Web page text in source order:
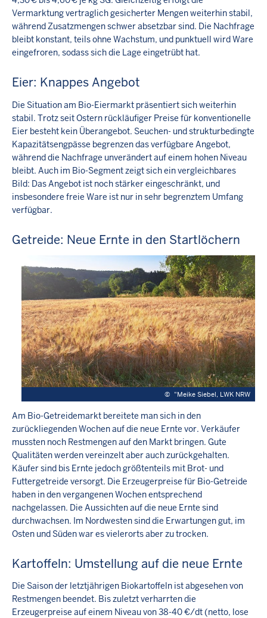
Vermarktung vertraglich gesicherter Mengen weiterhin stabil,
während Zusatzmengen schwer absetzbar sind. Die Nachfrage
bleibt konstant, teils ohne Wachstum, und punktuell wird Ware
eingefroren, sodass sich die Lage eingetrübt hat.
Eier: Knappes Angebot
Die Situation am Bio-Eiermarkt präsentiert sich weiterhin
stabil. Trotz seit Ostern rückläufiger Preise für konventionelle
Eier besteht kein Überangebot. Seuchen- und strukturbedingte
Kapazitätsengpässe begrenzen das verfügbare Angebot,
während die Nachfrage unverändert auf einem hohen Niveau
bleibt. Auch im Bio-Segment zeigt sich ein vergleichbares
Bild: Das Angebot ist noch stärker eingeschränkt, und
insbesondere freie Ware ist nur in sehr begrenztem Umfang
verfügbar.
Getreide: Neue Ernte in den Startlöchern
© "Meike Siebel, LWK NRW
Am Bio-Getreidemarkt bereitete man sich in den
zurückliegenden Wochen auf die neue Ernte vor. Verkäufer
mussten noch Restmengen auf den Markt bringen. Gute
Qualitäten werden vereinzelt aber auch zurückgehalten.
Käufer sind bis Ernte jedoch größtenteils mit Brot- und
Futtergetreide versorgt. Die Erzeugerpreise für Bio-Getreide
haben in den vergangenen Wochen entsprechend
nachgelassen. Die Aussichten auf die neue Ernte sind
durchwachsen. Im Nordwesten sind die Erwartungen gut, im
Osten und Süden war es vielerorts aber zu trocken.
Kartoffeln: Umstellung auf die neue Ernte
Die Saison der letztjährigen Biokartoffeln ist abgesehen von
Restmengen beendet. Bis zuletzt verharrten die
Erzeugerpreise auf einem Niveau von 38-40 €/dt (netto, lose